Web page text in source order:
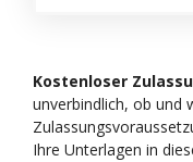
Kostenloser
unverbindlich, ob und
Ihre Unterlagen in